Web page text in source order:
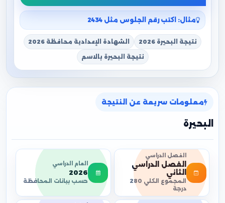
مثال: اكتب رقم الجلوس مثل 2434
نتيجة البحيرة 2026 الشهادة الإعدادية محافظة 2026
نتيجة البحيرة بالاسم
معلومات سريعة عن النتيجة
البحيرة
الفصل الدراسي
الفصل الدراسي
الثاني
المجموع الكلي 280
درجة
العام الدراسي
2026
حسب بيانات المحافظة